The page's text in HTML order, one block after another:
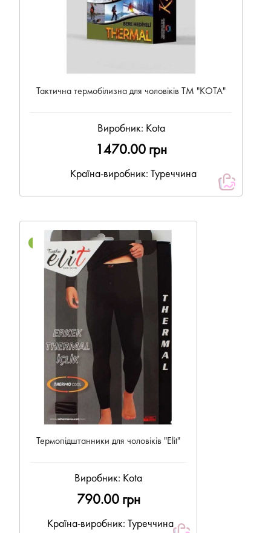
Тактична термобілизна для чоловіків ТМ "КОТА"
Виробник: Kota
1470.00 грн
Країна-виробник: Туреччина
NEW
Термопідштанники для чоловіків "Elit"
Виробник: Kota
790.00 грн
Країна-виробник: Туреччина